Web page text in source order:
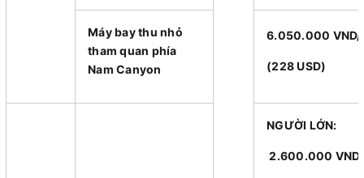
Máy bay thu nhỏ
tham quan phía
Nam Canyon
6.050.000 VND/
(228 USD)
NGƯỜI LỚN:
2.600.000